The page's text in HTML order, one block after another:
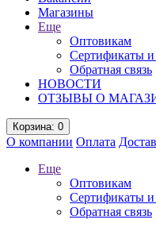
Магазины
Еще
Оптовикам
Сертификаты и
Обратная связь
НОВОСТИ
ОТЗЫВЫ О
Корзина: 0
О компании Оплата
Еще
Оптовикам
Сертификаты и
Обратная связь